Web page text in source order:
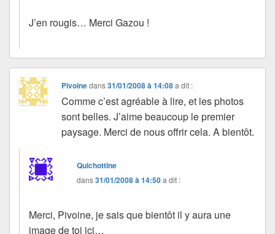
J’en rougis… Merci Gazou !
Pivoinedans31/01/2008 à 14:08 a dit :
Comme c’est agréable à lire, et les photos
sont belles. J’aime beaucoup le premier
paysage. Merci de nous offrir cela. A bientôt.
Quichottine
dans31/01/2008 à 14:50a dit :
Merci, Pivoine, je sais que bientôt il y aura une
image de toi ici…